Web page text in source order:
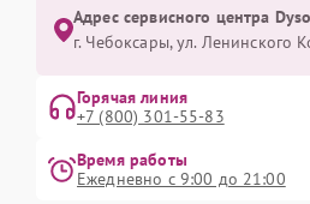
Адрес сервисного центра
г. Чебоксары, ул. Ленинского
Горячая линия
+7 (800) 301-55-83
Время работы
Ежедневно с 9:00 до 21:00